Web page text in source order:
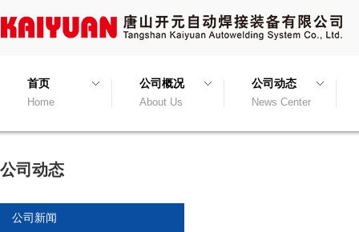
首页
Home
公司概况
About Us
公司动态
News Center
公司动态
公司新闻